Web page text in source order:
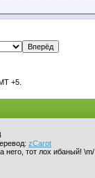
+5.
zCarot
него, тот лох ибаный! \m/